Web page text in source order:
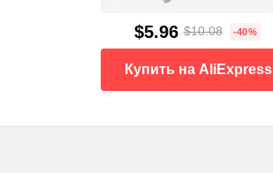
$5.96 $10.08 -40%
Купить на AliExpress